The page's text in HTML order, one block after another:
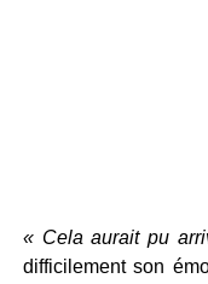
« Cela aurait pu
difficilement son